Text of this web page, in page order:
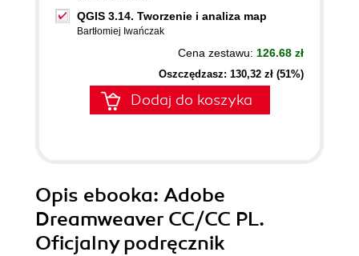
QGIS 3.14. Tworzenie i analiza map
Bartłomiej Iwańczak
Cena zestawu: 126.68 zł
Oszczędzasz: 130,32 zł (51%)
Dodaj do koszyka
Opis ebooka: Adobe
Dreamweaver CC/CC PL.
Oficjalny podręcznik